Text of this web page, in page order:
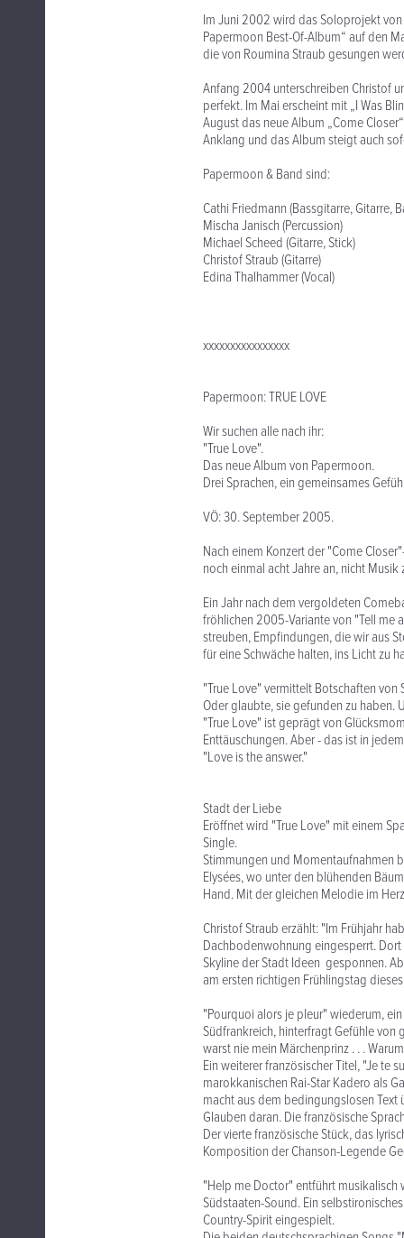
Im Juni 2002 wird das Soloprojekt von
Papermoon Best-Of-Album“ auf den
die von Roumina Straub gesungen
Anfang 2004 unterschreiben Christof
perfekt. Im Mai erscheint mit „I Was
August das neue Album „Come
Anklang und das Album steigt auch
Papermoon & Band sind:
Cathi Friedmann (Bassgitarre, Gitarre,
Mischa Janisch (Percussion)
Michael Scheed (Gitarre, Stick)
Christof Straub (Gitarre)
Edina Thalhammer (Vocal)
xxxxxxxxxxxxxxxx
Papermoon: TRUE LOVE
Wir suchen alle nach ihr:
"True Love".
Das neue Album von Papermoon.
Drei Sprachen, ein gemeinsames
VÖ: 30. September 2005.
Nach einem Konzert der "Come
noch einmal acht Jahre an, nicht Musik
Ein Jahr nach dem vergoldeten
fröhlichen 2005-Variante von "Tell me
streuben, Empfindungen, die wir aus
für eine Schwäche halten, ins Licht zu
"True Love" vermittelt Botschaften
Oder glaubte, sie gefunden zu haben.
"True Love" ist geprägt von
Enttäuschungen. Aber - das ist in
"Love is the answer."
Stadt der Liebe
Eröffnet wird "True Love" mit einem
Single.
Stimmungen und Momentaufnahmen
Elysées, wo unter den blühenden
Hand. Mit der gleichen Melodie im
Christof Straub erzählt: "Im Frühjahr
Dachbodenwohnung eingesperrt.
Skyline der Stadt Ideen gesponnen.
am ersten richtigen Frühlingstag
"Pourquoi alors je pleur" wiederum,
Südfrankreich, hinterfragt Gefühle von
warst nie mein Märchenprinz . . .
Ein weiterer französischer Titel, "Je te
marokkanischen Rai-Star Kadero als
macht aus dem bedingungslosen
Glauben daran. Die französische
Der vierte französische Stück, das
Komposition der Chanson-Legende
"Help me Doctor" entführt
Südstaaten-Sound. Ein
Country-Spirit eingespielt.